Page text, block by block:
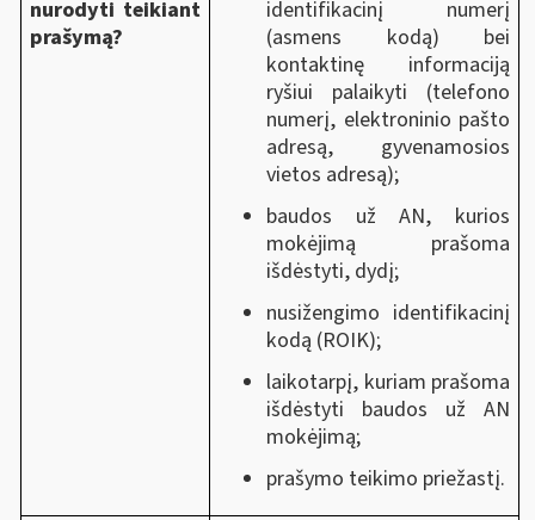
nurodyti teikiant
prašymą?
identifikacinį numerį
(asmens kodą) bei
kontaktinę informaciją
ryšiui palaikyti (telefono
numerį, elektroninio pašto
adresą, gyvenamosios
vietos adresą);
baudos už AN, kurios
mokėjimą prašoma
išdėstyti, dydį;
nusižengimo identifikacinį
kodą (ROIK);
laikotarpį, kuriam prašoma
išdėstyti baudos už AN
mokėjimą;
prašymo teikimo priežastį.